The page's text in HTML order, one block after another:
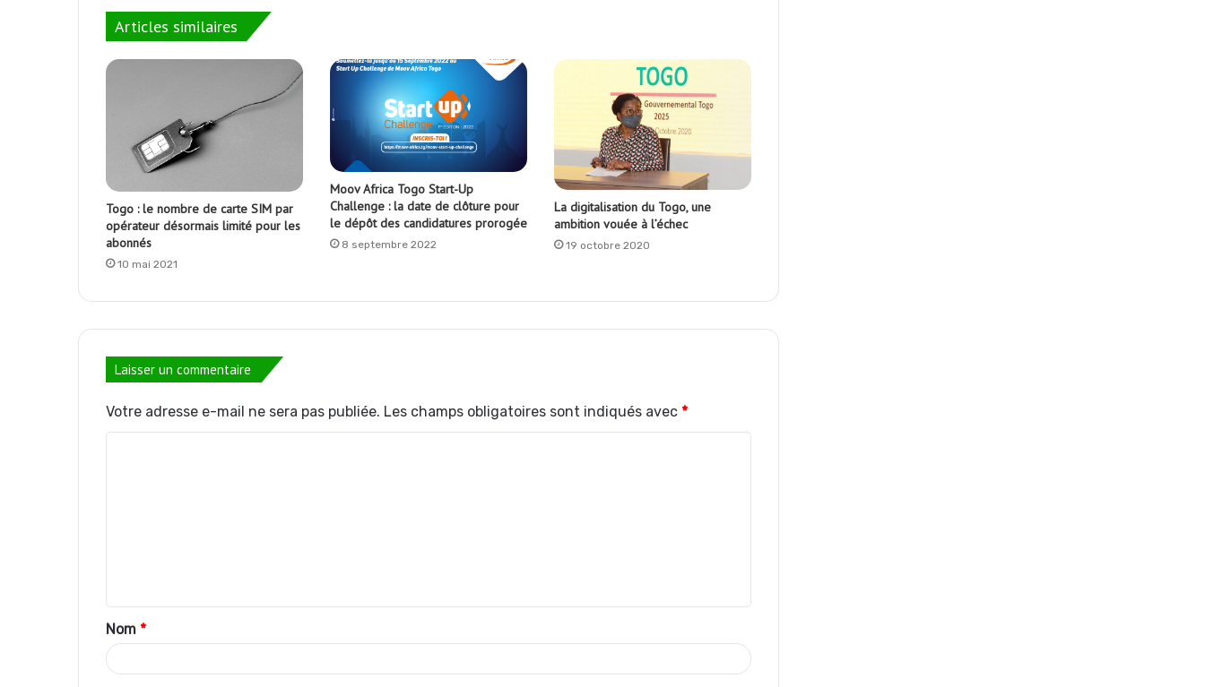
Articles similaires
Togo : le nombre de carte SIM par
opérateur désormais limité pour les
abonnés
10 mai 2021
Moov Africa Togo Start-Up
Challenge : la date de clôture pour
le dépôt des candidatures prorogée
8 septembre 2022
La digitalisation du Togo, une
ambition vouée à l’échec
19 octobre 2020
Laisser un commentaire
Votre adresse e-mail ne sera pas publiée. Les champs obligatoires sont indiqués avec *
t
a
i
Nom *